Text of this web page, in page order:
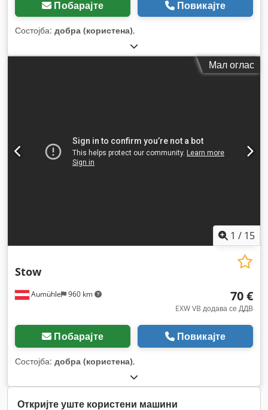
Побарајте Повикајте
Состојба: добра (користена),
Мал оглас
1 / 15
Aumühle 960 km
Stow
70 €
EXW VB додава се ДДВ
Побарајте Повикајте
Состојба: добра (користена),
Откријте уште користени машини